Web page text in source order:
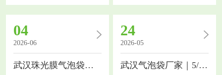
朋友，对缓冲气泡膜的需
求一定很大。市面上气泡
膜质量参差不齐，选错容
易出现货品破损、受潮、
抗压性差等问题。今天结
合本地行业需求，科普湖
要了解武汉共挤膜气泡
袋，作为缓冲包装材料，
对比普通珠光气泡袋防护
能力提升一大截，今天拆
解材质优势、适用行业和
选材技巧。传统单层气泡
04
2026-06
武汉珠光膜气泡袋｜和普通气泡袋、快递袋的区别
24
2026-05
武汉气泡袋厂家｜5/6/8 丝怎么选？一篇讲透